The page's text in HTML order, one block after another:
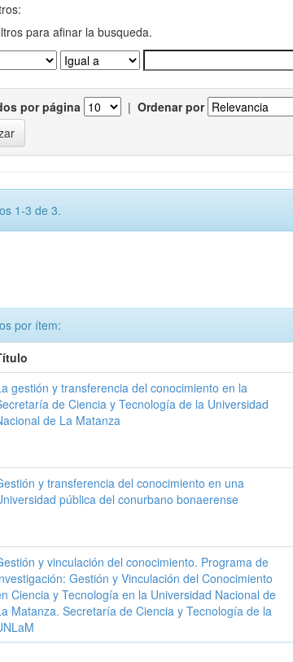
para afinar la busqueda.
por página | Ordenar por
1-3 de 3.
por ítem:
gestión y transferencia del conocimiento en la
de Ciencia y Tecnología de la Universidad
de La Matanza
y transferencia del conocimiento en una
pública del conurbano bonaerense
y vinculación del conocimiento. Programa de
Gestión y Vinculación del Conocimiento
Ciencia y Tecnología en la Universidad Nacional de
Matanza. Secretaría de Ciencia y Tecnología de la